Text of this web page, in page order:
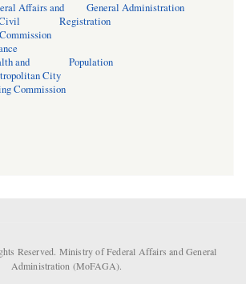
Affairs and General Administration
of Civil Registration
and Population
City
Commission
Reserved. Ministry of Federal Affairs and General
Administration (MoFAGA).